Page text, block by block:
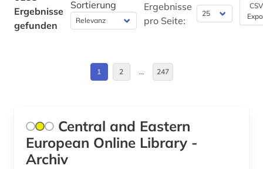
abwasser (5)
abwasserabgabengesetz (1)
abwassertechnologie (2)
academia sinica (1)
achim von werke (1)
Daenemark (75)
Estland (12)
Ergebnisse
gefunden
Sortierung
Ergebnisse
pro Seite:
1 2 … 247
Central and Eastern
European Online Library -
Archiv